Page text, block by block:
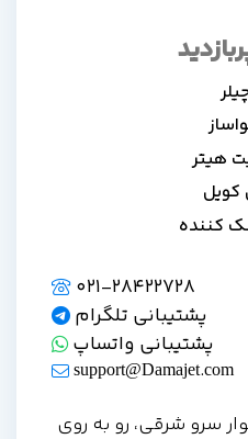
هیتر
کننده
021-28422728
پشتیبانی تلگرام
پشتیبانی واتساپ
support@Damajet.com
سرو شرقی، رو به روی